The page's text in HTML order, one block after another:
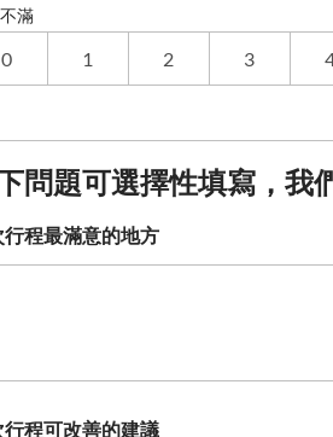
滿
0 1 2 3
問題可選擇性填寫，我
行程最滿意的地方
行程可改善的建議